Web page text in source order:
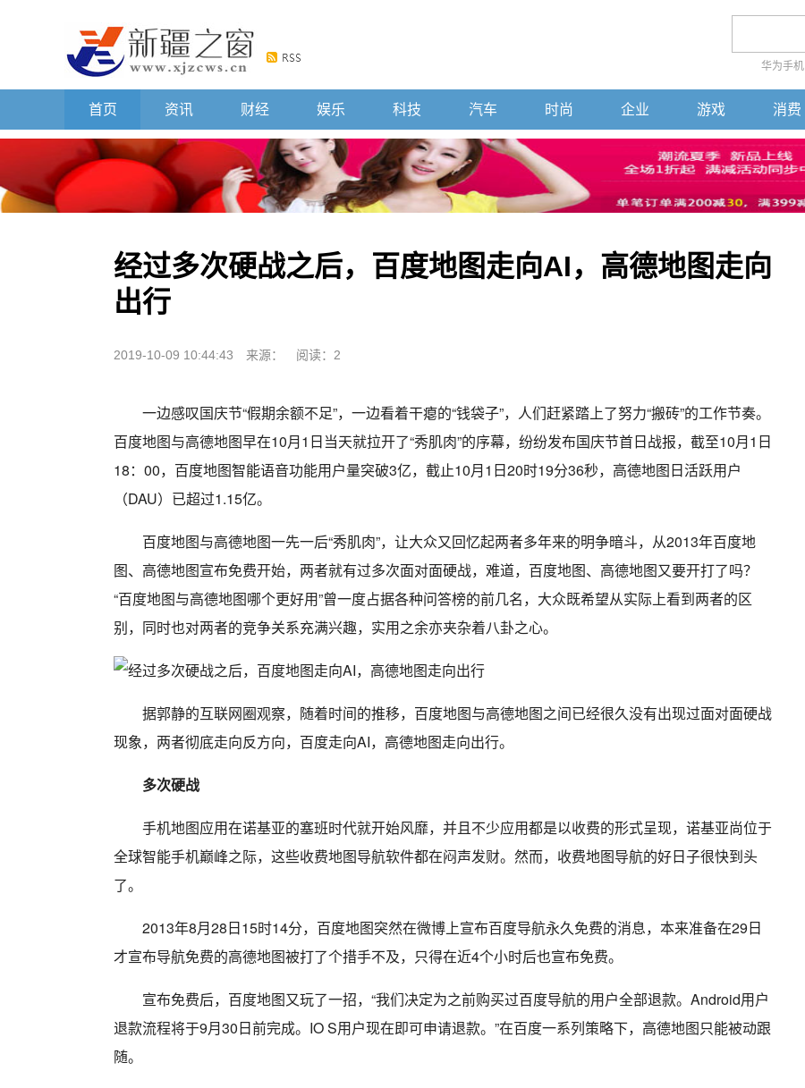
华为手机
首页 资讯 财经 娱乐 科技 汽车 时尚 企业 游戏 消费
经过多次硬战之后，百度地图走向AI，高德地图走向
出行
2019-10-09 10:44:43 来源： 阅读：2
一边感叹国庆节“假期余额不足”，一边看着干瘪的“钱袋子”，人们赶紧踏上了努力“搬砖”的工作节奏。
百度地图与高德地图早在10月1日当天就拉开了“秀肌肉”的序幕，纷纷发布国庆节首日战报，截至10月1日
18：00，百度地图智能语音功能用户量突破3亿，截止10月1日20时19分36秒，高德地图日活跃用户
（DAU）已超过1.15亿。
百度地图与高德地图一先一后“秀肌肉”，让大众又回忆起两者多年来的明争暗斗，从2013年百度地
图、高德地图宣布免费开始，两者就有过多次面对面硬战，难道，百度地图、高德地图又要开打了吗？
“百度地图与高德地图哪个更好用”曾一度占据各种问答榜的前几名，大众既希望从实际上看到两者的区
别，同时也对两者的竞争关系充满兴趣，实用之余亦夹杂着八卦之心。
据郭静的互联网圈观察，随着时间的推移，百度地图与高德地图之间已经很久没有出现过面对面硬战
现象，两者彻底走向反方向，百度走向AI，高德地图走向出行。
多次硬战
手机地图应用在诺基亚的塞班时代就开始风靡，并且不少应用都是以收费的形式呈现，诺基亚尚位于
全球智能手机巅峰之际，这些收费地图导航软件都在闷声发财。然而，收费地图导航的好日子很快到头
了。
2013年8月28日15时14分，百度地图突然在微博上宣布百度导航永久免费的消息，本来准备在29日
才宣布导航免费的高德地图被打了个措手不及，只得在近4个小时后也宣布免费。
宣布免费后，百度地图又玩了一招，“我们决定为之前购买过百度导航的用户全部退款。Android用户
退款流程将于9月30日前完成。IO S用户现在即可申请退款。”在百度一系列策略下，高德地图只能被动跟
随。